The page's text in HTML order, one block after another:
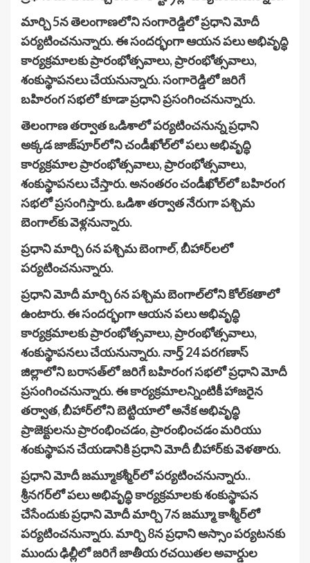
మార్చి 5న తెలంగాణలోని సంగారెడ్డిలో ప్రధాని మోదీ
పర్యటించనున్నారు. ఈ సందర్భంగా ఆయన పలు అభివృద్ధి
కార్యక్రమాలకు ప్రారంభోత్సవాలు, ప్రారంభోత్సవాలు,
శంకుస్థాపనలు చేయనున్నారు. సంగారెడ్డిలో జరిగే
బహిరంగ సభలో కూడా ప్రధాని ప్రసంగించనున్నారు.
తెలంగాణ తర్వాత ఒడిశాలో పర్యటించనున్న ప్రధాని
అక్కడ జాజ్‌పూర్‌లోని చండీఖోల్‌లో పలు అభివృద్ధి
కార్యక్రమాల ప్రారంభోత్సవాలు, ప్రారంభోత్సవాలు,
శంకుస్థాపనలు చేస్తారు. అనంతరం చండీఖోల్‌లో బహిరంగ
సభలో ప్రసంగిస్తారు. ఒడిశా తర్వాత నేరుగా పశ్చిమ
బెంగాల్‌కు వెళ్లనున్నారు.
ప్రధాని మార్చి 6న పశ్చిమ బెంగాల్, బీహార్‌లలో
పర్యటించనున్నారు.
ప్రధాని మోదీ మార్చి 6న పశ్చిమ బెంగాల్‌లోని కోల్‌కతాలో
ఉంటారు. ఈ సందర్భంగా ఆయన పలు అభివృద్ధి
కార్యక్రమాలకు ప్రారంభోత్సవాలు, ప్రారంభోత్సవాలు,
శంకుస్థాపనలు చేయనున్నారు. నార్త్ 24 పరగణాస్
జిల్లాలోని బరాసత్‌లో జరిగే బహిరంగ సభలో ప్రధాని మోదీ
ప్రసంగించనున్నారు. ఈ కార్యక్రమాలన్నింటికీ హాజరైన
తర్వాత, బీహార్‌లోని బెట్టియాలో అనేక అభివృద్ధి
ప్రాజెక్టులను ప్రారంభించడం, ప్రారంభించడం మరియు
శంకుస్థాపన చేయడానికి ప్రధాని మోదీ బీహార్‌కు వెళతారు.
ప్రధాని మోదీ జమ్మూకశ్మీర్‌లో పర్యటించనున్నారు..
శ్రీనగర్‌లో పలు అభివృద్ధి కార్యక్రమాలకు శంకుస్థాపన
చేసేందుకు ప్రధాని మోదీ మార్చి 7న జమ్మూ కాశ్మీర్‌లో
పర్యటించనున్నారు. మార్చి 8న ప్రధాని అస్సాం పర్యటనకు
ముందు ఢిల్లీలో జరిగే జాతీయ రచయితల అవార్డుల